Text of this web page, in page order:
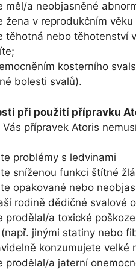
měl/a neobjasněné
žena v reprodukčním
těhotná nebo těhotenství
kosterního
bolesti svalů).
při použití přípravku
přípravek Atoris
problémy s ledvinami
sníženou funkci štítné
opakované nebo
rodině dědičné svalové
prodělal/a toxické
jinými statiny nebo
konzumujete velké
prodělal/a jaterní